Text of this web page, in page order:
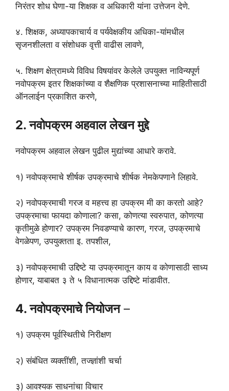
निरंतर शोध घेणा-या शिक्षक व अधिकारी यांना उत्तेजन देणे.
४. शिक्षक, अध्यापकाचार्य व पर्यवेक्षकीय अधिका-यांमधील
सृजनशीलता व संशोधक वृत्ती वाढीस लावणे,
५. शिक्षण क्षेत्रामध्ये विविध विषयांवर केलेले उपयुक्त नाविन्यपूर्ण
नवोपक्रम इतर शिक्षकांच्या व शैक्षणिक प्रशासनाच्या माहितीसाठी
ऑनलाईन प्रकाशित करणे,
2. नवोपक्रम अहवाल लेखन मुद्दे
नवोपक्रम अहवाल लेखन पुढील मुद्यांच्या आधारे करावे.
१) नवोपक्रमाचे शीर्षक उपक्रमाचे शीर्षक नेमकेपणाने लिहावे.
२) नवोपक्रमाची गरज व महत्त्व हा उपक्रम मी का करतो आहे?
उपक्रमाचा फायदा कोणाला? कसा, कोणत्या स्वरुपात, कोणत्या
कृतीमुळे होणार? उपक्रम निवडण्याचे कारण, गरज, उपक्रमाचे
वेगळेपण, उपयुक्तता इ. तपशील,
३) नवोपक्रमाची उद्दिष्टे या उपक्रमातून काय व कोणासाठी साध्य
होणार, याबाबत ३ ते ५ विधानात्मक उद्दिष्टे मांडावीत.
4. नवोपक्रमाचे नियोजन–
१) उपक्रम पूर्वस्थितीचे निरीक्षण
२) संबंधित व्यक्तींशी, तज्ज्ञांशी चर्चा
३) आवश्यक साधनांचा विचार